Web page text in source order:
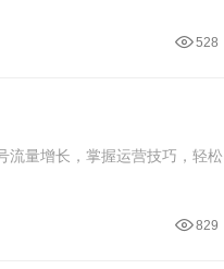
528
量增长，掌握运营技巧，轻松
829